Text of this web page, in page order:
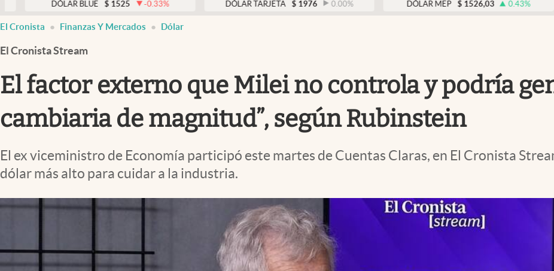
Clima
Mundial 2026
El Cronista Studio
Mediakit
DÓLAR BLUE $ 1525 -0.33% DÓLAR TARJETA $ 1976 0.00% DÓLAR MEP $ 1526,03 0.43%
El Cronista Finanzas Y Mercados Dólar
El Cronista Stream
El factor externo que Milei no controla y podría
cambiaria de magnitud”, según Rubinstein
El ex viceministro de Economía participó este martes de Cuentas Claras, en El Cronista
dólar más alto para cuidar a la industria.